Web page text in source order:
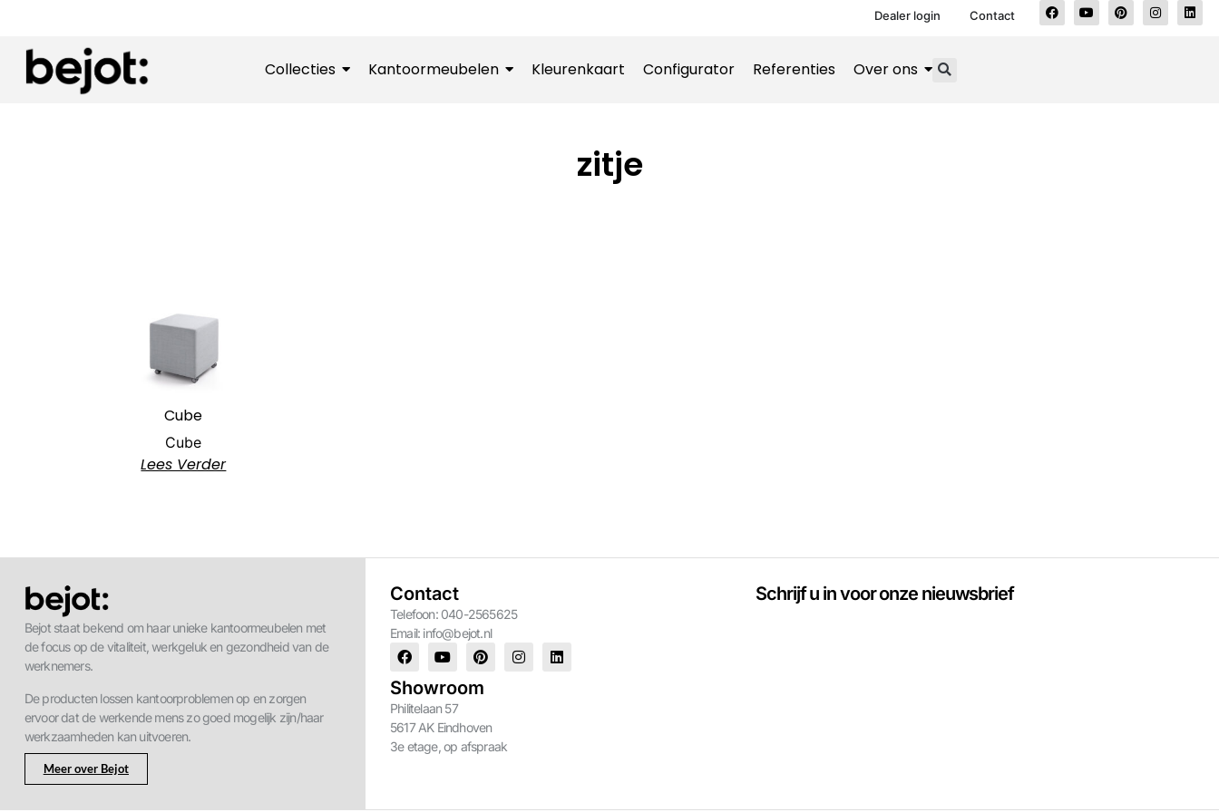
Dealer login Contact
Collecties Kantoormeubelen Kleurenkaart Configurator Referenties Over ons
zitje
Cube
Cube
Lees Verder
Bejot staat bekend om haar unieke kantoormeubelen met
de focus op de vitaliteit, werkgeluk en gezondheid van de
werknemers.
De producten lossen kantoorproblemen op en zorgen
ervoor dat de werkende mens zo goed mogelijk zijn/haar
werkzaamheden kan uitvoeren.
Meer over Bejot
Contact
Telefoon: 040-2565625
Email: info@bejot.nl
Showroom
Philitelaan 57
5617 AK Eindhoven
3e etage, op afspraak
Schrijf u in voor onze nieuwsbrief